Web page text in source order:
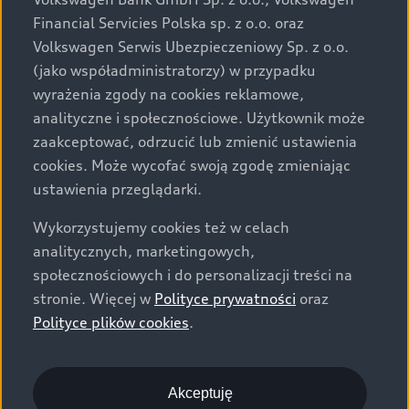
za dopłatą. Wiążące ustalenie ceny, wyposażenia i
specyfikacji pojazdu następują w umowie sprzedaży, a
określenie parametrów technicznych zawiera
świadectwo homologacji typu pojazdu. Zastrzegamy
sobie prawo do zmian i pomyłek. Wszelkie informacje
prezentowane na stronie są aktualne na dzień ich
zamieszczania. W celu uzyskania najnowszych
informacji prosimy kontaktować się z Partnerem Marki
Audi.
Wszystkie produkowane obecnie samochody marki Audi
są wykonywane z materiałów spełniających pod
względem możliwości odzysku i recyklingu wymagania
określone w normie ISO 22628 i są zgodne z
europejskimi świadectwami homologacji wydanymi wg
o.o. podlega obowiązkowi zapewnienia wszystkim
użytkownikom samochodów marki Volkswagen sieci
Financial Servicies Polska sp. z o.o. oraz
Volkswagen Serwis Ubezpieczeniowy Sp. z o.o.
(jako współadministratorzy) w przypadku
wyrażenia zgody na cookies reklamowe,
analityczne i społecznościowe. Użytkownik może
zaakceptować, odrzucić lub zmienić ustawienia
cookies. Może wycofać swoją zgodę zmieniając
ustawienia przeglądarki.
Wykorzystujemy cookies też w celach
analitycznych, marketingowych,
społecznościowych i do personalizacji treści na
stronie. Więcej w Polityce prywatności oraz
Polityce plików cookies.
Akceptuję